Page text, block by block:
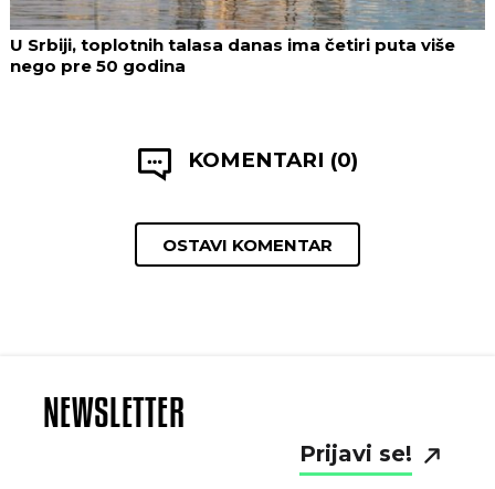
U Srbiji, toplotnih talasa danas ima četiri puta više
nego pre 50 godina
KOMENTARI (0)
OSTAVI KOMENTAR
NEWSLETTER
Prijavi se!